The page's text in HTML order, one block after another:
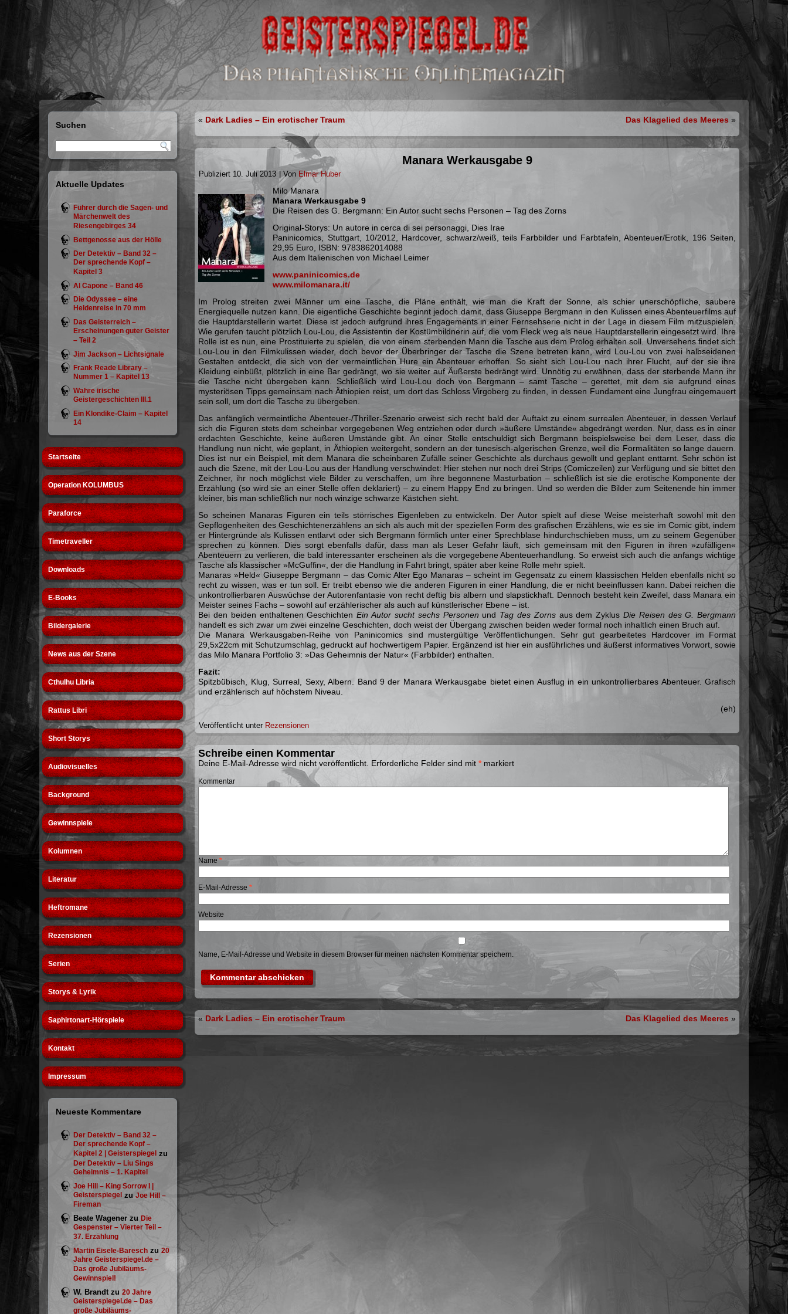
Suchen
Aktuelle Updates
Führer durch die Sagen- und
Märchenwelt des
Riesengebirges 34
Bettgenosse aus der Hölle
Der Detektiv – Band 32 –
Der sprechende Kopf –
Kapitel 3
Al Capone – Band 46
Die Odyssee – eine
Heldenreise in 70 mm
Das Geisterreich –
Erscheinungen guter Geister
– Teil 2
Jim Jackson – Lichtsignale
Frank Reade Library –
Nummer 1 – Kapitel 13
Wahre irische
Geistergeschichten III.1
Ein Klondike-Claim – Kapitel
14
Startseite
Operation KOLUMBUS
Paraforce
Timetraveller
Downloads
E-Books
Bildergalerie
News aus der Szene
Cthulhu Libria
Rattus Libri
Short Storys
Audiovisuelles
Background
Gewinnspiele
Kolumnen
Literatur
Heftromane
Rezensionen
Serien
Storys & Lyrik
Saphirtonart-Hörspiele
Kontakt
Impressum
Neueste Kommentare
Der Detektiv – Band 32 –
Der sprechende Kopf –
Kapitel 2 | Geisterspiegel zu
Der Detektiv – Liu Sings
Geheimnis – 1. Kapitel
Joe Hill – King Sorrow I |
Geisterspiegel zuJoe Hill –
Fireman
Beate Wagener zuDie
Gespenster – Vierter Teil –
37. Erzählung
Martin Eisele-Baresch zu20
Jahre Geisterspiegel.de –
Das große Jubiläums-
Gewinnspiel!
W. Brandt zu20 Jahre
Geisterspiegel.de – Das
große Jubiläums-
« Dark Ladies – Ein erotischer Traum Das Klagelied des Meeres »
Manara Werkausgabe 9
Publiziert 10. Juli 2013 |Von Elmar Huber
Milo Manara
Manara Werkausgabe 9
Die Reisen des G. Bergmann: Ein Autor sucht sechs Personen – Tag des Zorns
Original-Storys: Un autore in cerca di sei personaggi, Dies Irae
Paninicomics, Stuttgart, 10/2012, Hardcover, schwarz/weiß, teils Farbbilder und Farbtafeln, Abenteuer/Erotik, 196 Seiten,
29,95 Euro, ISBN: 9783862014088
Aus dem Italienischen von Michael Leimer
www.paninicomics.de
www.milomanara.it/
Im Prolog streiten zwei Männer um eine Tasche, die Pläne enthält, wie man die Kraft der Sonne, als schier unerschöpfliche, saubere
Energiequelle nutzen kann. Die eigentliche Geschichte beginnt jedoch damit, dass Giuseppe Bergmann in den Kulissen eines Abenteuerfilms auf
die Hauptdarstellerin wartet. Diese ist jedoch aufgrund ihres Engagements in einer Fernsehserie nicht in der Lage in diesem Film mitzuspielen.
Wie gerufen taucht plötzlich Lou-Lou, die Assistentin der Kostümbildnerin auf, die vom Fleck weg als neue Hauptdarstellerin eingesetzt wird. Ihre
Rolle ist es nun, eine Prostituierte zu spielen, die von einem sterbenden Mann die Tasche aus dem Prolog erhalten soll. Unversehens findet sich
Lou-Lou in den Filmkulissen wieder, doch bevor der Überbringer der Tasche die Szene betreten kann, wird Lou-Lou von zwei halbseidenen
Gestalten entdeckt, die sich von der vermeintlichen Hure ein Abenteuer erhoffen. So sieht sich Lou-Lou nach ihrer Flucht, auf der sie ihre
Kleidung einbüßt, plötzlich in eine Bar gedrängt, wo sie weiter auf Äußerste bedrängt wird. Unnötig zu erwähnen, dass der sterbende Mann ihr
die Tasche nicht übergeben kann. Schließlich wird Lou-Lou doch von Bergmann – samt Tasche – gerettet, mit dem sie aufgrund eines
mysteriösen Tipps gemeinsam nach Äthiopien reist, um dort das Schloss Virgoberg zu finden, in dessen Fundament eine Jungfrau eingemauert
sein soll, um dort die Tasche zu übergeben.
Das anfänglich vermeintliche Abenteuer-/Thriller-Szenario erweist sich recht bald der Auftakt zu einem surrealen Abenteuer, in dessen Verlauf
sich die Figuren stets dem scheinbar vorgegebenen Weg entziehen oder durch »äußere Umstände« abgedrängt werden. Nur, dass es in einer
erdachten Geschichte, keine äußeren Umstände gibt. An einer Stelle entschuldigt sich Bergmann beispielsweise bei dem Leser, dass die
Handlung nun nicht, wie geplant, in Äthiopien weitergeht, sondern an der tunesisch-algerischen Grenze, weil die Formalitäten so lange dauern.
Dies ist nur ein Beispiel, mit dem Manara die scheinbaren Zufälle seiner Geschichte als durchaus gewollt und geplant enttarnt. Sehr schön ist
auch die Szene, mit der Lou-Lou aus der Handlung verschwindet: Hier stehen nur noch drei Strips (Comiczeilen) zur Verfügung und sie bittet den
Zeichner, ihr noch möglichst viele Bilder zu verschaffen, um ihre begonnene Masturbation – schließlich ist sie die erotische Komponente der
Erzählung (so wird sie an einer Stelle offen deklariert) – zu einem Happy End zu bringen. Und so werden die Bilder zum Seitenende hin immer
kleiner, bis man schließlich nur noch winzige schwarze Kästchen sieht.
So scheinen Manaras Figuren ein teils störrisches Eigenleben zu entwickeln. Der Autor spielt auf diese Weise meisterhaft sowohl mit den
Gepflogenheiten des Geschichtenerzählens an sich als auch mit der speziellen Form des grafischen Erzählens, wie es sie im Comic gibt, indem
er Hintergründe als Kulissen entlarvt oder sich Bergmann förmlich unter einer Sprechblase hindurchschieben muss, um zu seinem Gegenüber
sprechen zu können. Dies sorgt ebenfalls dafür, dass man als Leser Gefahr läuft, sich gemeinsam mit den Figuren in ihren »zufälligen«
Abenteuern zu verlieren, die bald interessanter erscheinen als die vorgegebene Abenteuerhandlung. So erweist sich auch die anfangs wichtige
Tasche als klassischer »McGuffin«, der die Handlung in Fahrt bringt, später aber keine Rolle mehr spielt.
Manaras »Held« Giuseppe Bergmann – das Comic Alter Ego Manaras – scheint im Gegensatz zu einem klassischen Helden ebenfalls nicht so
recht zu wissen, was er tun soll. Er treibt ebenso wie die anderen Figuren in einer Handlung, die er nicht beeinflussen kann. Dabei reichen die
unkontrollierbaren Auswüchse der Autorenfantasie von recht deftig bis albern und slapstickhaft. Dennoch besteht kein Zweifel, dass Manara ein
Meister seines Fachs – sowohl auf erzählerischer als auch auf künstlerischer Ebene – ist.
Bei den beiden enthaltenen GeschichtenEin Autor sucht sechs Personen und Tag des Zornsaus dem ZyklusDie Reisen des G. Bergmann
handelt es sich zwar um zwei einzelne Geschichten, doch weist der Übergang zwischen beiden weder formal noch inhaltlich einen Bruch auf.
Die Manara Werkausgaben-Reihe von Paninicomics sind mustergültige Veröffentlichungen. Sehr gut gearbeitetes Hardcover im Format
29,5x22cm mit Schutzumschlag, gedruckt auf hochwertigem Papier. Ergänzend ist hier ein ausführliches und äußerst informatives Vorwort, sowie
das Milo Manara Portfolio 3: »Das Geheimnis der Natur« (Farbbilder) enthalten.
Fazit:
Spitzbübisch, Klug, Surreal, Sexy, Albern. Band 9 der Manara Werkausgabe bietet einen Ausflug in ein unkontrollierbares Abenteuer. Grafisch
und erzählerisch auf höchstem Niveau.
(eh)
Veröffentlicht unter Rezensionen
Schreibe einen Kommentar
Deine E-Mail-Adresse wird nicht veröffentlicht. Erforderliche Felder sind mit*markiert
Kommentar
Name*
E-Mail-Adresse*
Website
Name, E-Mail-Adresse und Website in diesem Browser für meinen nächsten Kommentar speichern.
« Dark Ladies – Ein erotischer Traum Das Klagelied des Meeres »